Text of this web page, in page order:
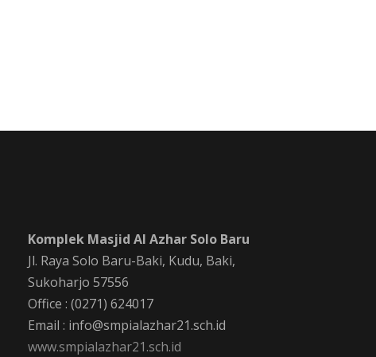
Komplek Masjid Al Azhar Solo Baru
Jl. Raya Solo Baru-Baki, Kudu, Baki,
Sukoharjo 57556
Office : (0271) 624017
Email : info@smpialazhar21.sch.id
www.smpialazhar21.sch.id